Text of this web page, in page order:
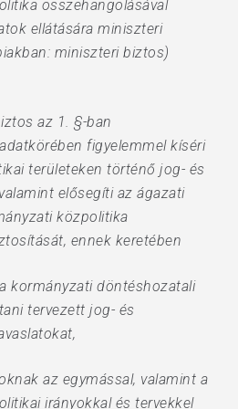
összehangolásával
ellátására miniszteri
miniszteri biztos)
az 1. §-ban
figyelemmel kíséri
területeken történő jog- és
elősegíti az ágazati
közpolitika
ennek keretében
kormányzati döntéshozatali
tervezett jog- és
az egymással, valamint a
irányokkal és tervekkel